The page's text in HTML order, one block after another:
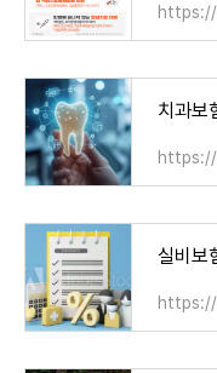
치과
실비보